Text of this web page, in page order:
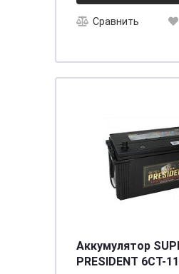
Сравнить
Аккумулятор
PRESIDENT 6СТ-